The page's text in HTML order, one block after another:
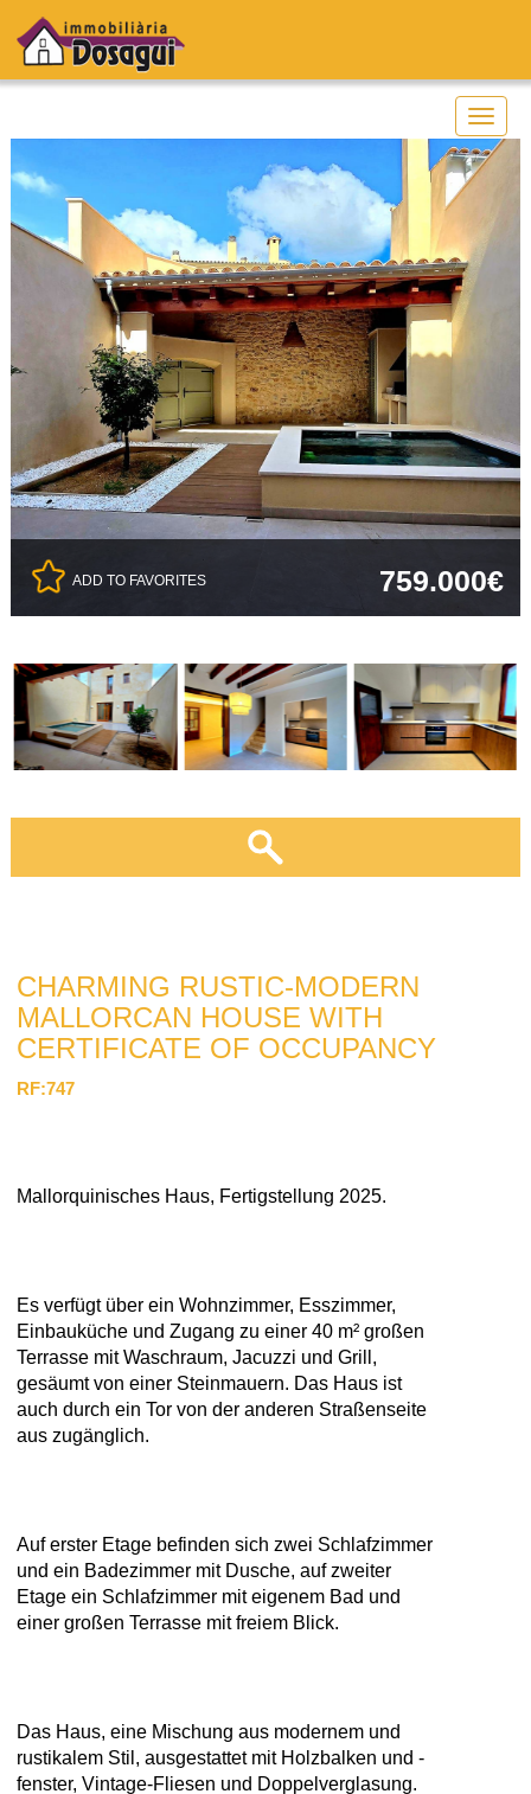
ADD TO FAVORITES 759.000€
CHARMING RUSTIC-MODERN
MALLORCAN HOUSE WITH
CERTIFICATE OF OCCUPANCY
RF:747
Mallorquinisches Haus, Fertigstellung 2025.
Es verfügt über ein Wohnzimmer, Esszimmer,
Einbauküche und Zugang zu einer 40 m² großen
Terrasse mit Waschraum, Jacuzzi und Grill,
gesäumt von einer Steinmauern. Das Haus ist
auch durch ein Tor von der anderen Straßenseite
aus zugänglich.
Auf erster Etage befinden sich zwei Schlafzimmer
und ein Badezimmer mit Dusche, auf zweiter
Etage ein Schlafzimmer mit eigenem Bad und
einer großen Terrasse mit freiem Blick.
Das Haus, eine Mischung aus modernem und
rustikalem Stil, ausgestattet mit Holzbalken und -
fenster, Vintage-Fliesen und Doppelverglasung.